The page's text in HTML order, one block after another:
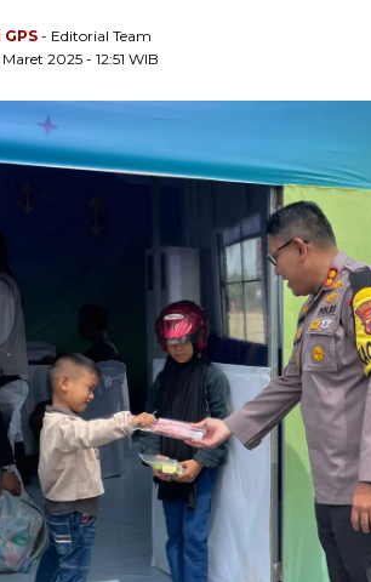
- Editorial Team
2025 - 12:51 WIB